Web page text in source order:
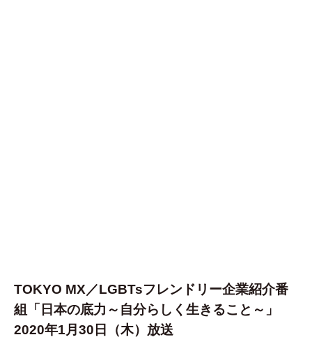
TOKYO MX／LGBTsフレンドリー企業紹介番
組「日本の底力～自分らしく生きること～」
2020年1月30日（木）放送